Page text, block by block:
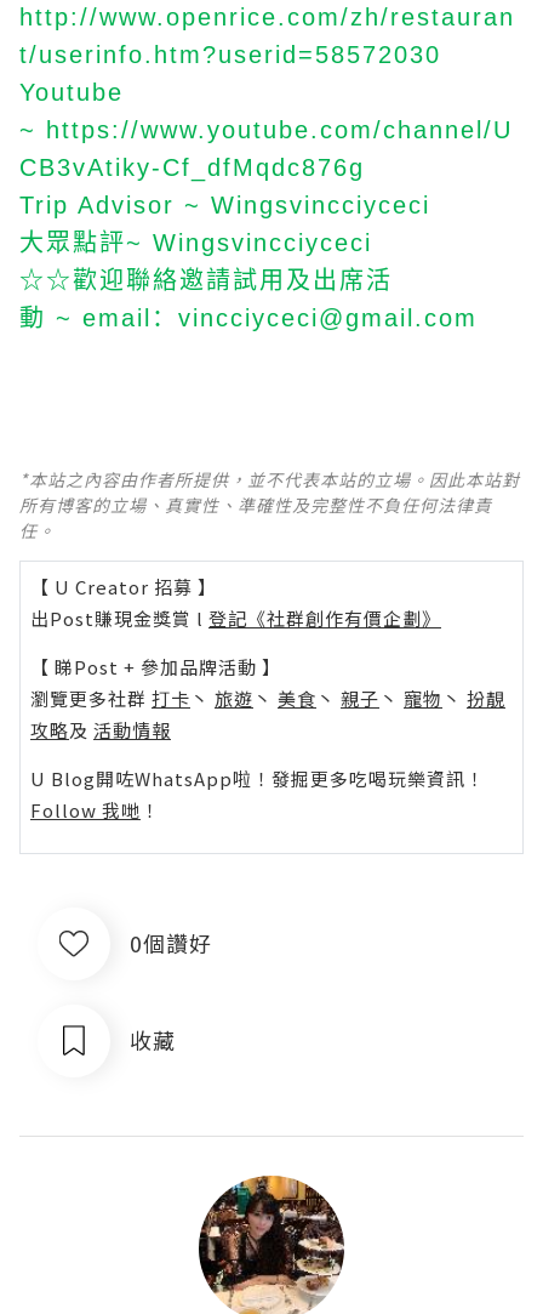
http://www.openrice.com/zh/restauran
t/userinfo.htm?userid=58572030
Youtube
~
https://www.youtube.com/channel/U
CB3vAtiky-Cf_dfMqdc876g
Trip Advisor ~ Wingsvincciyceci
大眾點評~ Wingsvincciyceci
☆☆歡迎聯絡邀請試用及出席活
動 ~ email ： vincciyceci@gmail.com
*本站之內容由作者所提供，並不代表本站的立場。因此本站對
所有博客的立場、真實性、準確性及完整性不負任何法律責
任。
【 U Creator 招募 】
出Post賺現金獎賞 l 登記《社群創作有價企劃》
【 睇Post + 參加品牌活動 】
瀏覽更多社群 打卡 丶 旅遊 丶 美食 丶 親子 丶 寵物 丶 扮靚
攻略及 活動情報
U Blog開咗WhatsApp啦！發掘更多吃喝玩樂資訊！
Follow 我哋 ！
0個讚好
收藏